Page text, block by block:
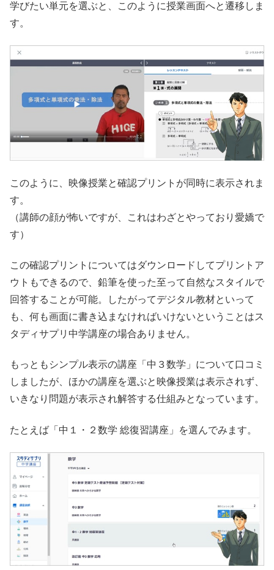
学びたい単元を選ぶと、このように授業画面へと遷移しま
す。
このように、映像授業と確認プリントが同時に表示されま
す。
（講師の顔が怖いですが、これはわざとやっており愛嬌で
す）
この確認プリントについてはダウンロードしてプリントア
ウトもできるので、鉛筆を使った至って自然なスタイルで
回答することが可能。したがってデジタル教材といって
も、何も画面に書き込まなければいけないということはス
タディサプリ中学講座の場合ありません。
もっともシンプル表示の講座「中３数学」について口コミ
しましたが、ほかの講座を選ぶと映像授業は表示されず、
いきなり問題が表示され解答する仕組みとなっています。
たとえば「中１・２数学 総復習講座」を選んでみます。